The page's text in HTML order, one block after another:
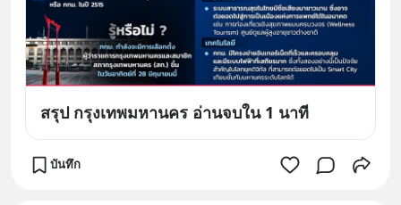
สรุป กรุงเทพมหานคร อ่านจบใน 1 นาที
บันทึก